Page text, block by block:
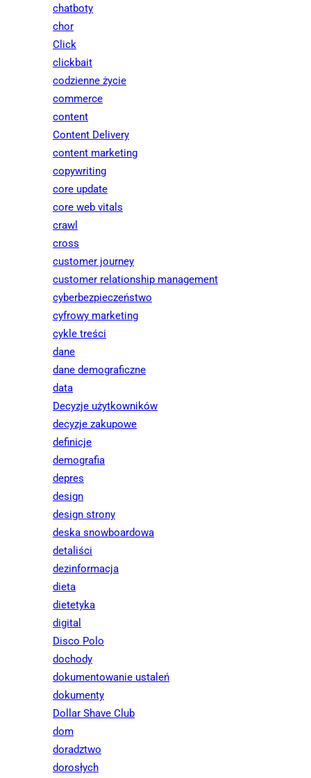
chatboty
chor
Click
clickbait
codzienne życie
commerce
content
Content Delivery
content marketing
copywriting
core update
core web vitals
crawl
cross
customer journey
customer relationship management
cyberbezpieczeństwo
cyfrowy marketing
cykle treści
dane
dane demograficzne
data
Decyzje użytkowników
decyzje zakupowe
definicje
demografia
depres
design
design strony
deska snowboardowa
detaliści
dezinformacja
dieta
dietetyka
digital
Disco Polo
dochody
dokumentowanie ustaleń
dokumenty
Dollar Shave Club
dom
doradztwo
dorosłych